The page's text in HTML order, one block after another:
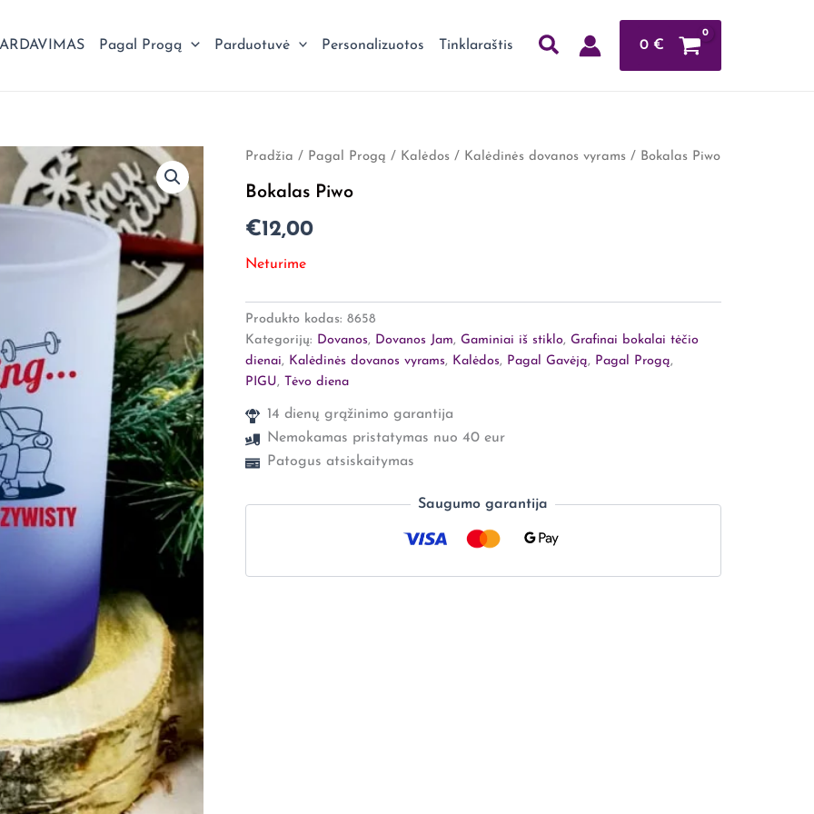
Pagal Progą Parduotuvė Personalizuotos Tinklaraštis 0 €
Pradžia / Pagal Progą / Kalėdos/ Kalėdinės dovanos vyrams/ Bokalas Piwo
Bokalas Piwo
€12,00
Neturime
Produkto kodas: 8658
Kategorijų: Dovanos, Dovanos Jam, Gaminiai iš stiklo, Grafinai bokalai tėčio
dienai, Kalėdinės dovanos vyrams, Kalėdos, Pagal Gavėją, Pagal Progą,
PIGU, Tėvo diena
14 dienų grąžinimo garantija
Nemokamas pristatymas nuo 40 eur
Patogus atsiskaitymas
Saugumo garantija